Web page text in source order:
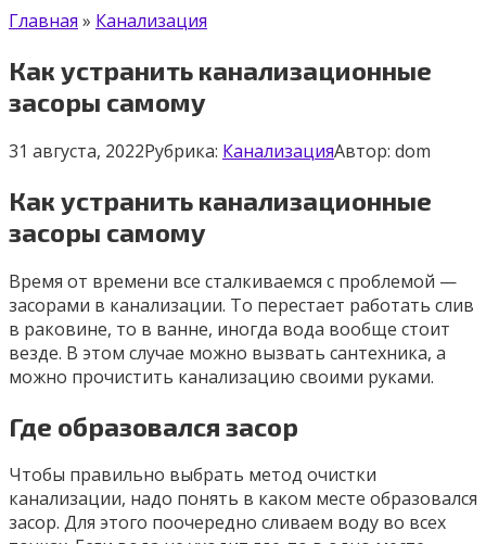
Главная » Канализация
Как устранить канализационные
засоры самому
31 августа, 2022Рубрика: КанализацияАвтор: dom
Как устранить канализационные
засоры самому
Время от времени все сталкиваемся с проблемой —
засорами в канализации. То перестает работать слив
в раковине, то в ванне, иногда вода вообще стоит
везде. В этом случае можно вызвать сантехника, а
можно прочистить канализацию своими руками.
Где образовался засор
Чтобы правильно выбрать метод очистки
канализации, надо понять в каком месте образовался
засор. Для этого поочередно сливаем воду во всех